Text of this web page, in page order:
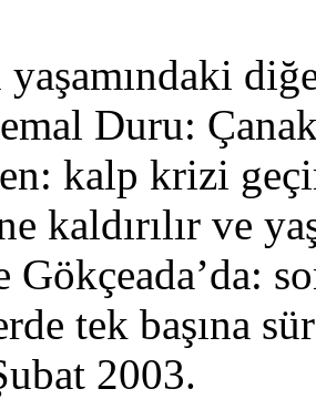
Duru:
kalp krizi
kaldırılır ve
Gökçeada’da:
tek başına
2003.